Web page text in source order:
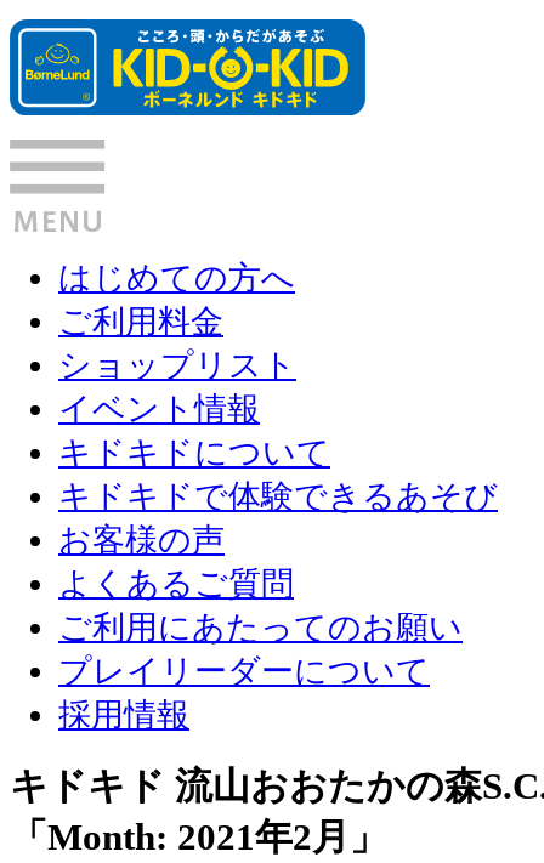
はじめての方へ
ご利用料金
ショップリスト
イベント情報
キドキドについて
キドキドで体験できるあそび
お客様の声
よくあるご質問
ご利用にあたってのお願い
プレイリーダーについて
採用情報
キドキド 流山おおたかの森
「Month: 2021年2月 」